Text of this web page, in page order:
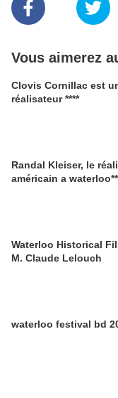
Vous aimerez
Clovis Cornillac est
réalisateur ****
Randal Kleiser, le
américain a waterloo**
Waterloo Historical
M. Claude Lelouch